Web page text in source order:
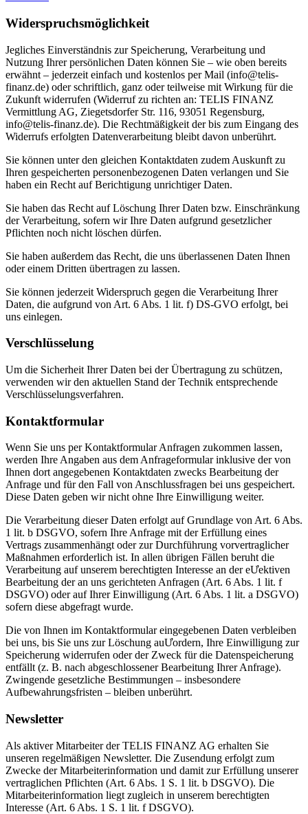
Widerspruchsmöglichkeit
Jegliches Einverständnis zur Speicherung, Verarbeitung und
Nutzung Ihrer persönlichen Daten können Sie – wie oben bereits
erwähnt – jederzeit einfach und kostenlos per Mail (info@telis-
finanz.de) oder schriftlich, ganz oder teilweise mit Wirkung für die
Zukunft widerrufen (Widerruf zu richten an: TELIS FINANZ
Vermittlung AG, Ziegetsdorfer Str. 116, 93051 Regensburg,
info@telis-finanz.de). Die Rechtmäßigkeit der bis zum Eingang des
Widerrufs erfolgten Datenverarbeitung bleibt davon unberührt.
Sie können unter den gleichen Kontaktdaten zudem Auskunft zu
Ihren gespeicherten personenbezogenen Daten verlangen und Sie
haben ein Recht auf Berichtigung unrichtiger Daten.
Sie haben das Recht auf Löschung Ihrer Daten bzw. Einschränkung
der Verarbeitung, sofern wir Ihre Daten aufgrund gesetzlicher
Pflichten noch nicht löschen dürfen.
Sie haben außerdem das Recht, die uns überlassenen Daten Ihnen
oder einem Dritten übertragen zu lassen.
Sie können jederzeit Widerspruch gegen die Verarbeitung Ihrer
Daten, die aufgrund von Art. 6 Abs. 1 lit. f) DS-GVO erfolgt, bei
uns einlegen.
Verschlüsselung
Um die Sicherheit Ihrer Daten bei der Übertragung zu schützen,
verwenden wir den aktuellen Stand der Technik entsprechende
Verschlüsselungsverfahren.
Kontaktformular
Wenn Sie uns per Kontaktformular Anfragen zukommen lassen,
werden Ihre Angaben aus dem Anfrageformular inklusive der von
Ihnen dort angegebenen Kontaktdaten zwecks Bearbeitung der
Anfrage und für den Fall von Anschlussfragen bei uns gespeichert.
Diese Daten geben wir nicht ohne Ihre Einwilligung weiter.
Die Verarbeitung dieser Daten erfolgt auf Grundlage von Art. 6 Abs.
1 lit. b DSGVO, sofern Ihre Anfrage mit der Erfüllung eines
Vertrags zusammenhängt oder zur Durchführung vorvertraglicher
Maßnahmen erforderlich ist. In allen übrigen Fällen beruht die
Verarbeitung auf unserem berechtigten Interesse an der eƯektiven
Bearbeitung der an uns gerichteten Anfragen (Art. 6 Abs. 1 lit. f
DSGVO) oder auf Ihrer Einwilligung (Art. 6 Abs. 1 lit. a DSGVO)
sofern diese abgefragt wurde.
Die von Ihnen im Kontaktformular eingegebenen Daten verbleiben
bei uns, bis Sie uns zur Löschung auƯordern, Ihre Einwilligung zur
Speicherung widerrufen oder der Zweck für die Datenspeicherung
entfällt (z. B. nach abgeschlossener Bearbeitung Ihrer Anfrage).
Zwingende gesetzliche Bestimmungen – insbesondere
Aufbewahrungsfristen – bleiben unberührt.
Newsletter
Als aktiver Mitarbeiter der TELIS FINANZ AG erhalten Sie
unseren regelmäßigen Newsletter. Die Zusendung erfolgt zum
Zwecke der Mitarbeiterinformation und damit zur Erfüllung unserer
vertraglichen Pflichten (Art. 6 Abs. 1 S. 1 lit. b DSGVO). Die
Mitarbeiterinformation liegt zugleich in unserem berechtigten
Interesse (Art. 6 Abs. 1 S. 1 lit. f DSGVO).